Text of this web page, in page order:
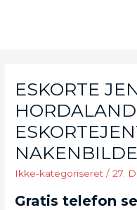
ESKORTE
Ikke-kategoriseret /27.
Gratis telefon